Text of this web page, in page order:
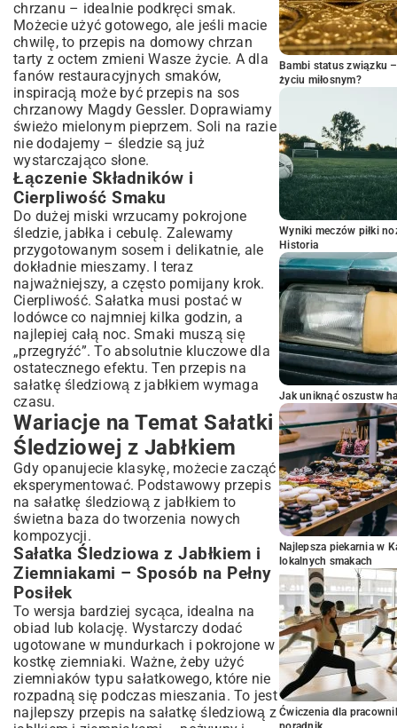
chrzanu – idealnie podkręci smak.
Możecie użyć gotowego, ale jeśli macie
chwilę, to przepis na domowy chrzan
tarty z octem zmieni Wasze życie. A dla
fanów restauracyjnych smaków,
inspiracją może być przepis na sos
chrzanowy Magdy Gessler. Doprawiamy
świeżo mielonym pieprzem. Soli na razie
nie dodajemy – śledzie są już
wystarczająco słone.
Łączenie Składników i
Cierpliwość Smaku
Do dużej miski wrzucamy pokrojone
śledzie, jabłka i cebulę. Zalewamy
przygotowanym sosem i delikatnie, ale
dokładnie mieszamy. I teraz
najważniejszy, a często pomijany krok.
Cierpliwość. Sałatka musi postać w
lodówce co najmniej kilka godzin, a
najlepiej całą noc. Smaki muszą się
„przegryźć”. To absolutnie kluczowe dla
ostatecznego efektu. Ten przepis na
sałatkę śledziową z jabłkiem wymaga
czasu.
Wariacje na Temat Sałatki
Śledziowej z Jabłkiem
Gdy opanujecie klasykę, możecie zacząć
eksperymentować. Podstawowy przepis
na sałatkę śledziową z jabłkiem to
świetna baza do tworzenia nowych
kompozycji.
Sałatka Śledziowa z Jabłkiem i
Ziemniakami – Sposób na Pełny
Posiłek
To wersja bardziej sycąca, idealna na
obiad lub kolację. Wystarczy dodać
ugotowane w mundurkach i pokrojone w
kostkę ziemniaki. Ważne, żeby użyć
ziemniaków typu sałatkowego, które nie
rozpadną się podczas mieszania. To jest
najlepszy przepis na sałatkę śledziową z
Bambi status związku
życiu miłosnym?
Wyniki meczów piłki
Historia
Jak uniknąć oszustw
Najlepsza piekarnia w
lokalnych smakach
Ćwiczenia dla